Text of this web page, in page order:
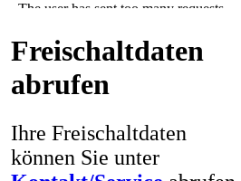
Freischaltdaten
abrufen
Ihre Freischaltdaten
können Sie unter